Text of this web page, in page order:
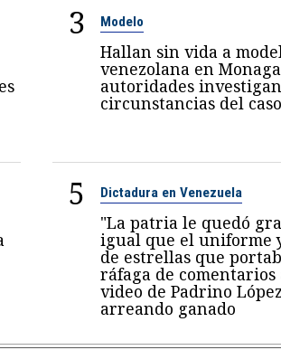
3 Modelo
Hallan sin vida a
venezolana en
autoridades
circunstancias del caso
5 Dictadura en Venezuela
"La patria le quedó
igual que el uniforme
de estrellas que
ráfaga de comentarios
video de Padrino López
arreando ganado